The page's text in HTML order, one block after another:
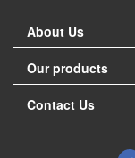
About Us
Our products
Contact Us